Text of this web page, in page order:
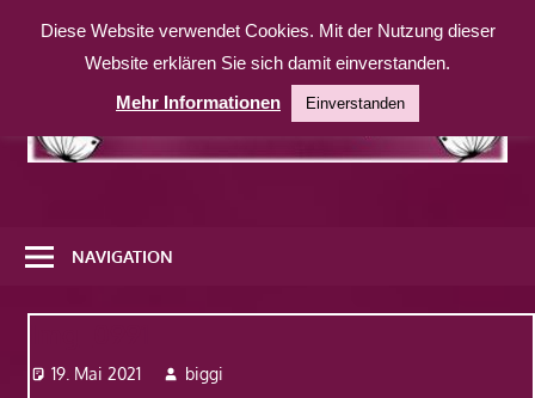
Inhalt
weitere
Website
NAVIGATION
19. Mai 2021 biggi
Diese Website verwendet Cookies. Mit der Nutzung dieser
Website erklären Sie sich damit einverstanden.
Mehr Informationen
Einverstanden